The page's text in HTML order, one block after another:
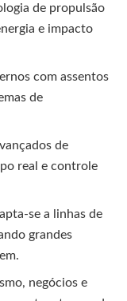
de propulsão
e impacto
com assentos
de
de
real e controle
se a linhas de
grandes
negócios e